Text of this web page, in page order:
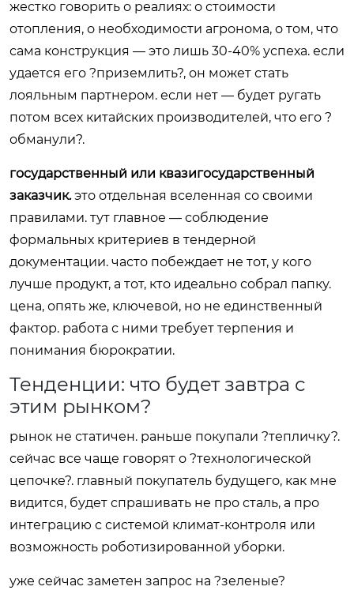
жестко говорить о реалиях: о стоимости
отопления, о необходимости агронома, о том, что
сама конструкция — это лишь 30-40% успеха. если
удается его ?приземлить?, он может стать
лояльным партнером. если нет — будет ругать
потом всех китайских производителей, что его ?
обманули?.
государственный или квазигосударственный
заказчик.это отдельная вселенная со своими
правилами. тут главное — соблюдение
формальных критериев в тендерной
документации. часто побеждает не тот, у кого
лучше продукт, а тот, кто идеально собрал папку.
цена, опять же, ключевой, но не единственный
фактор. работа с ними требует терпения и
понимания бюрократии.
Тенденции: что будет завтра с
этим рынком?
рынок не статичен. раньше покупали ?тепличку?.
сейчас все чаще говорят о ?технологической
цепочке?. главный покупатель будущего, как мне
видится, будет спрашивать не про сталь, а про
интеграцию с системой климат-контроля или
возможность роботизированной уборки.
уже сейчас заметен запрос на ?зеленые?